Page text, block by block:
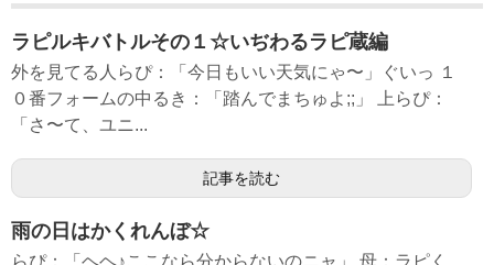
ラピルキバトルその１☆いぢわるラピ蔵編
外を見てる人らぴ：「今日もいい天気にゃ〜」ぐいっ １
０番フォームの中るき：「踏んでまちゅよ;;」 上らぴ：
「さ〜て、ユニ...
記事を読む
雨の日はかくれんぼ☆